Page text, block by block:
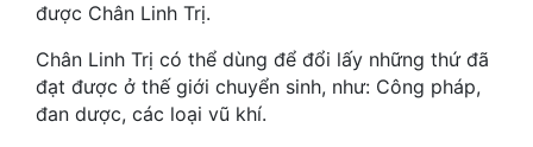
Huyền Ảo
Hài Hước
Hệ Thống
được Chân Linh Trị.
Chân Linh Trị có thể dùng để đổi lấy những thứ đã
đạt được ở thế giới chuyển sinh, như: Công pháp,
đan dược, các loại vũ khí.